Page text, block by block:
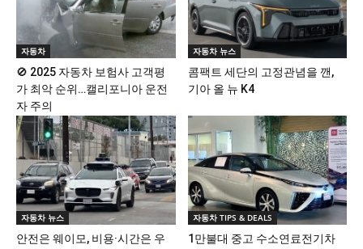
자동차
🚫 2025 자동차 보험사 고객평
가 최악 순위…캘리포니아 운전
자 주의
자동차 뉴스
콤팩트 세단의 고정관념을 깬,
기아 올 뉴 K4
자동차 뉴스
안전은 웨이모, 비용·시간은 우
자동차 TIPS & DEALS
1만불대 중고 수소연료전기차